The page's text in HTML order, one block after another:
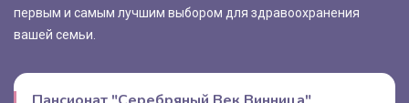
первым и самым лучшим выбором для здравоохранения
вашей семьи.